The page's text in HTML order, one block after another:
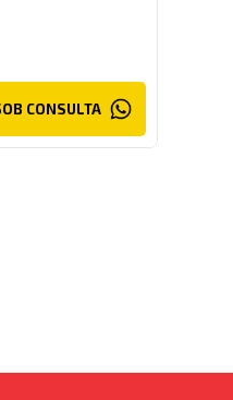
CONSULTA